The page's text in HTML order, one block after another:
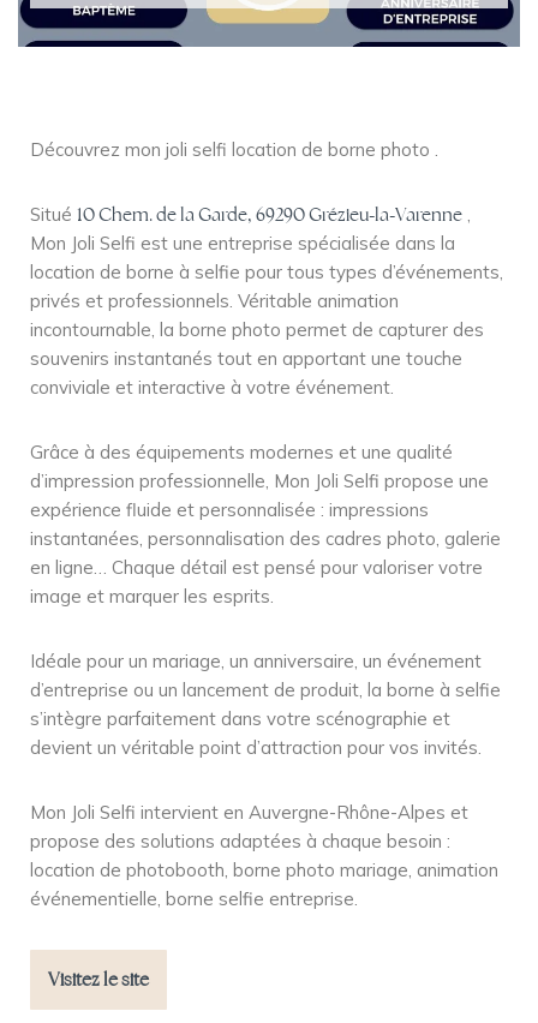
Découvrez mon joli selfi location de borne photo .
Situé 10 Chem. de la Garde, 69290 Grézieu-la-Varenne
Mon Joli Selfi est une entreprise spécialisée dans la
location de borne à selfie pour tous types d’événements,
privés et professionnels. Véritable animation
incontournable, la borne photo permet de capturer des
souvenirs instantanés tout en apportant une touche
conviviale et interactive à votre événement.
Grâce à des équipements modernes et une qualité
d’impression professionnelle, Mon Joli Selfi propose une
expérience fluide et personnalisée : impressions
instantanées, personnalisation des cadres photo, galerie
en ligne… Chaque détail est pensé pour valoriser votre
image et marquer les esprits.
Idéale pour un mariage, un anniversaire, un événement
d’entreprise ou un lancement de produit, la borne à selfie
s’intègre parfaitement dans votre scénographie et
devient un véritable point d’attraction pour vos invités.
Mon Joli Selfi intervient en Auvergne-Rhône-Alpes et
propose des solutions adaptées à chaque besoin :
location de photobooth, borne photo mariage, animation
événementielle, borne selfie entreprise.
Visitez le site